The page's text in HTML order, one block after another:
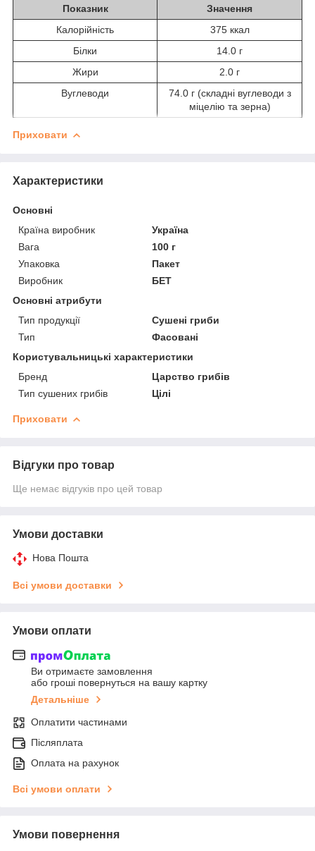
Показник
Значення
Калорійність
375 ккал
Білки
14.0 г
Жири
2.0 г
Вуглеводи
74.0 г (складні вуглеводи з
міцелію та зерна)
Приховати
Характеристики
Основні
Країна виробник
Україна
Вага
100 г
Упаковка
Пакет
Виробник
БЕТ
Основні атрибути
Тип продукції
Сушені гриби
Тип
Фасовані
Користувальницькі характеристики
Бренд
Царство грибів
Тип сушених грибів
Цілі
Приховати
Відгуки про товар
Ще немає відгуків про цей товар
Умови доставки
Нова Пошта
Всі умови доставки
Умови оплати
Ви отримаєте замовлення
або гроші повернуться на вашу картку
Детальніше
Оплатити частинами
Післяплата
Оплата на рахунок
Всі умови оплати
Умови повернення